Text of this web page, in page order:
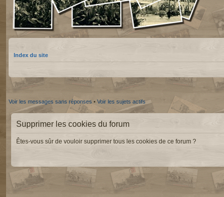
Index du site
Voir les messages sans réponses • Voir les sujets actifs
Supprimer les cookies du forum
Êtes-vous sûr de vouloir supprimer tous les cookies de ce forum ?